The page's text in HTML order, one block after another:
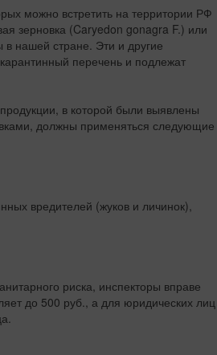
можно встретить на территории РФ
зерновка (Caryedon gonagra F.) или
в нашей стране. Эти и другие
перечень и подлежат
в которой были выявлены
должны применяться следующие
вредителей (жуков и личинок),
риска, инспекторы вправе
до 500 руб., а для юридических лиц